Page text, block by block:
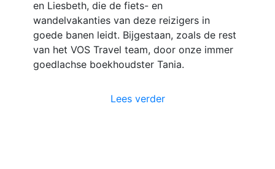
en Liesbeth, die de fiets- en
wandelvakanties van deze reizigers in
goede banen leidt. Bijgestaan, zoals de rest
van het VOS Travel team, door onze immer
goedlachse boekhoudster Tania.
Lees verder